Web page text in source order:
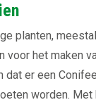
planten,
voor het maken
dat er een
worden. Met